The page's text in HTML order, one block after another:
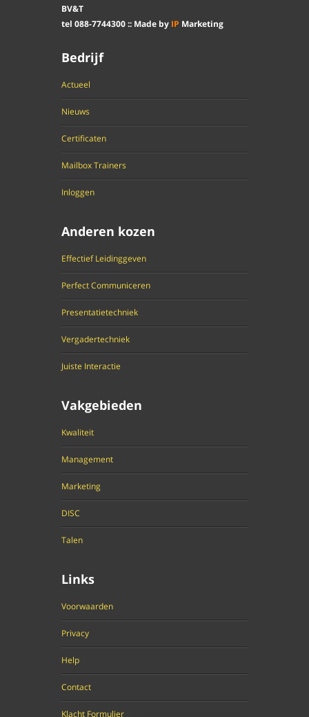
BV&T
tel 088-7744300:: Made by IP Marketing
Bedrijf
Actueel
Nieuws
Certificaten
Mailbox Trainers
Inloggen
Anderen kozen
Effectief Leidinggeven
Perfect Communiceren
Presentatietechniek
Vergadertechniek
Juiste Interactie
Vakgebieden
Kwaliteit
Management
Marketing
DISC
Talen
Links
Voorwaarden
Privacy
Help
Contact
Klacht Formulier